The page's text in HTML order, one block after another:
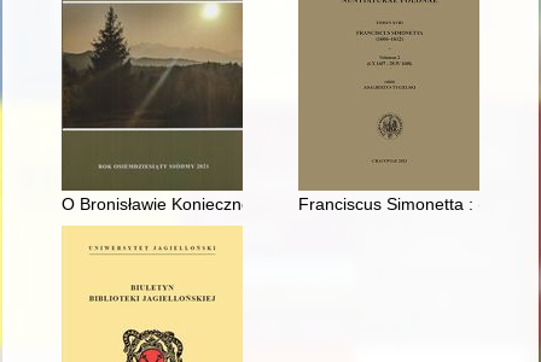
O Bronisławie Koniecznej "Dziadońce" najlepszej prymistce
Franciscus Simonetta : (1606-